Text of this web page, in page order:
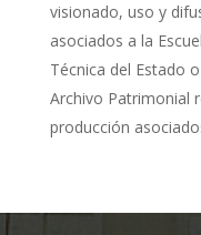
visionado, uso y
asociados a la
Técnica del Estado
Archivo Patrimonial
producción